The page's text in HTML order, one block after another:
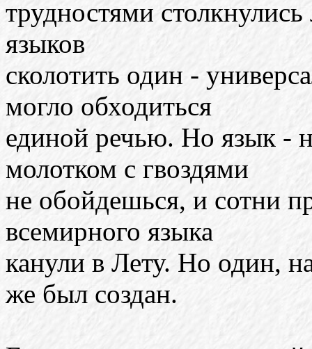
трудностями
языков
сколотить один -
могло обходиться
единой речью. Но язык -
молотком с гвоздями
не обойдешься, и сотни
всемирного языка
канули в Лету. Но один,
же был создан.